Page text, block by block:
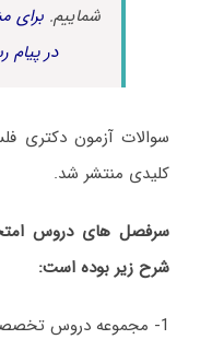
شماییم.برای
در پیام
کلیدی منتشر شد.
شرح زیر بوده است:
1- مجموعه دروس